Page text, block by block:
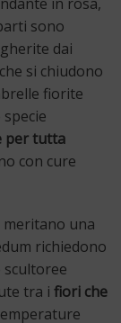
sono
dai
si chiudono
fiorite
per tutta
con cure
meritano una
richiedono
tra i fiori che